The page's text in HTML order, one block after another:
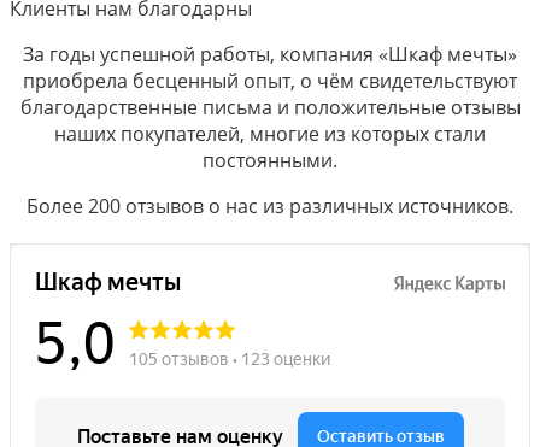
Клиенты нам благодарны
За годы успешной работы, компания «Шкаф мечты»
приобрела бесценный опыт, о чём свидетельствуют
благодарственные письма и положительные отзывы
наших покупателей, многие из которых стали
постоянными.
Более 200 отзывов о нас из различных источников.